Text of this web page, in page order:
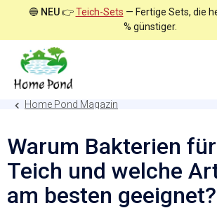
🔵 NEU👉Teich-Sets — Fertige Sets, die
% günstiger.
Home Pond Magazin
Warum Bakterien
Teich und welche
am besten geeignet?